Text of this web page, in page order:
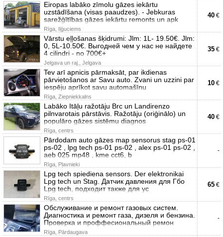
Eiropas labāko zīmolu gāzes iekārtu
uzstādīšana (visas paaudzes). - Jebkuras
sarežģītības gāzes iekārtu remonts un apk
Rīga, Iļģuciems
40 €
Vārstu eļļošanas šķidrumi: Jlm: 1L- 19.50€. Jlm:
0, 5L-10.50€. Выгодней чем у нас не найдете
4 cilindri - no 700€+
Jelgava un raj., Jelgava
35 €
Tev arī apnicis pārmaksāt, par ikdienas
pārvietošanos ar Savu auto. Zvani un uzzini par
iespēju aprīkot savu automašīnu
Rīga, Ziepniekkalns
10 €
Labāko Itāļu ražotāju Brc un Landirenzo
pilnvarotais pārstāvis. Ražotāju (oriģinālo) un
populāro gāzes sistēmu diagnos
Rīga, centrs
40 €
Pārdodam auto gāzes map sensorus stag ps-01
ps-02 , lpg tech ps-01 ps-02 , alex ps-01 ps-02 ,
aeb 025 mp48 , kme cct6, b
Rīga, Pļavnieki
-
Lpg tech spiediena sensors. Der elektronikai
Lpg tech un Stag. Датчик давления для Гбо
Lpg tech, подходит также для ус
Rīga, centrs
65 €
Обслуживание и ремонт газовых систем.
Диагностика и ремонт газа, дизеля и бензина.
Проверка и проффесиональный ремон
Rīga, Pārdaugava
-